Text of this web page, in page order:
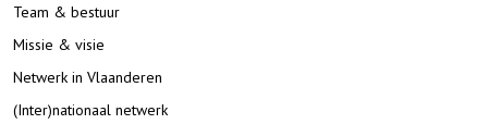
Team & bestuur
Missie & visie
Netwerk in Vlaanderen
(Inter)nationaal netwerk